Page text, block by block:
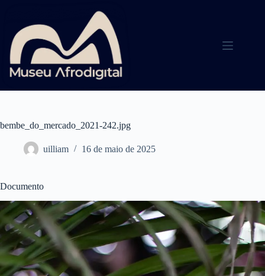
conteúdo
bembe_do_mercado_2021-242.jpg
uilliam 16 de maio de 2025
Documento